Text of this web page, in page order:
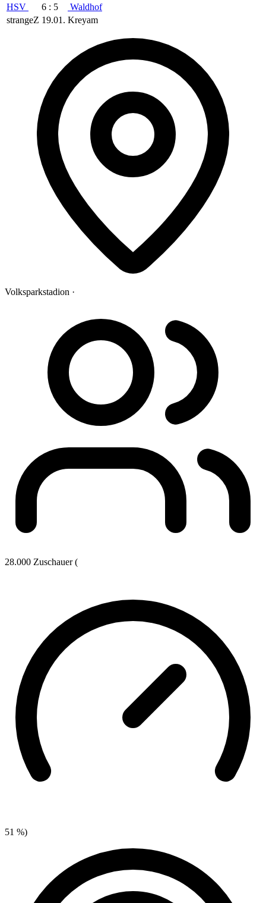
HSV
6 : 5
Waldhof
strangeZ 19.01. Kreyam
Volksparkstadion ·
28.000 Zuschauer (
51 %)